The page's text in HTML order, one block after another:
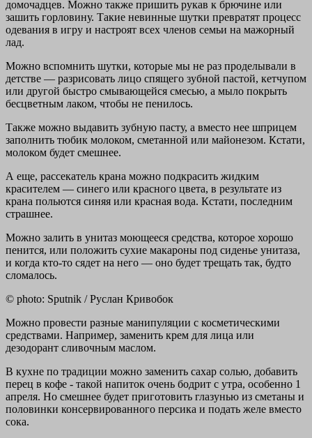
домочадцев. Можно также пришить рукав к брючине или
зашить горловину. Такие невинные шутки превратят процесс
одевания в игру и настроят всех членов семьи на мажорный
лад.
Можно вспомнить шутки, которые мы не раз проделывали в
детстве — разрисовать лицо спящего зубной пастой, кетчупом
или другой быстро смывающейся смесью, а мыло покрыть
бесцветным лаком, чтобы не пенилось.
Также можно выдавить зубную пасту, а вместо нее шприцем
заполнить тюбик молоком, сметанной или майонезом. Кстати,
молоком будет смешнее.
А еще, рассекатель крана можно подкрасить жидким
красителем — синего или красного цвета, в результате из
крана польются синяя или красная вода. Кстати, последним
страшнее.
Можно залить в унитаз моющееся средства, которое хорошо
пенится, или положить сухие макароны под сиденье унитаза,
и когда кто-то сядет на него — оно будет трещать так, будто
сломалось.
© photo: Sputnik / Руслан Кривобок
Можно провести разные манипуляции с косметическими
средствами. Например, заменить крем для лица или
дезодорант сливочным маслом.
В кухне по традиции можно заменить сахар солью, добавить
перец в кофе - такой напиток очень бодрит с утра, особенно 1
апреля. Но смешнее будет приготовить глазунью из сметаны и
половинки консервированного персика и подать желе вместо
сока.